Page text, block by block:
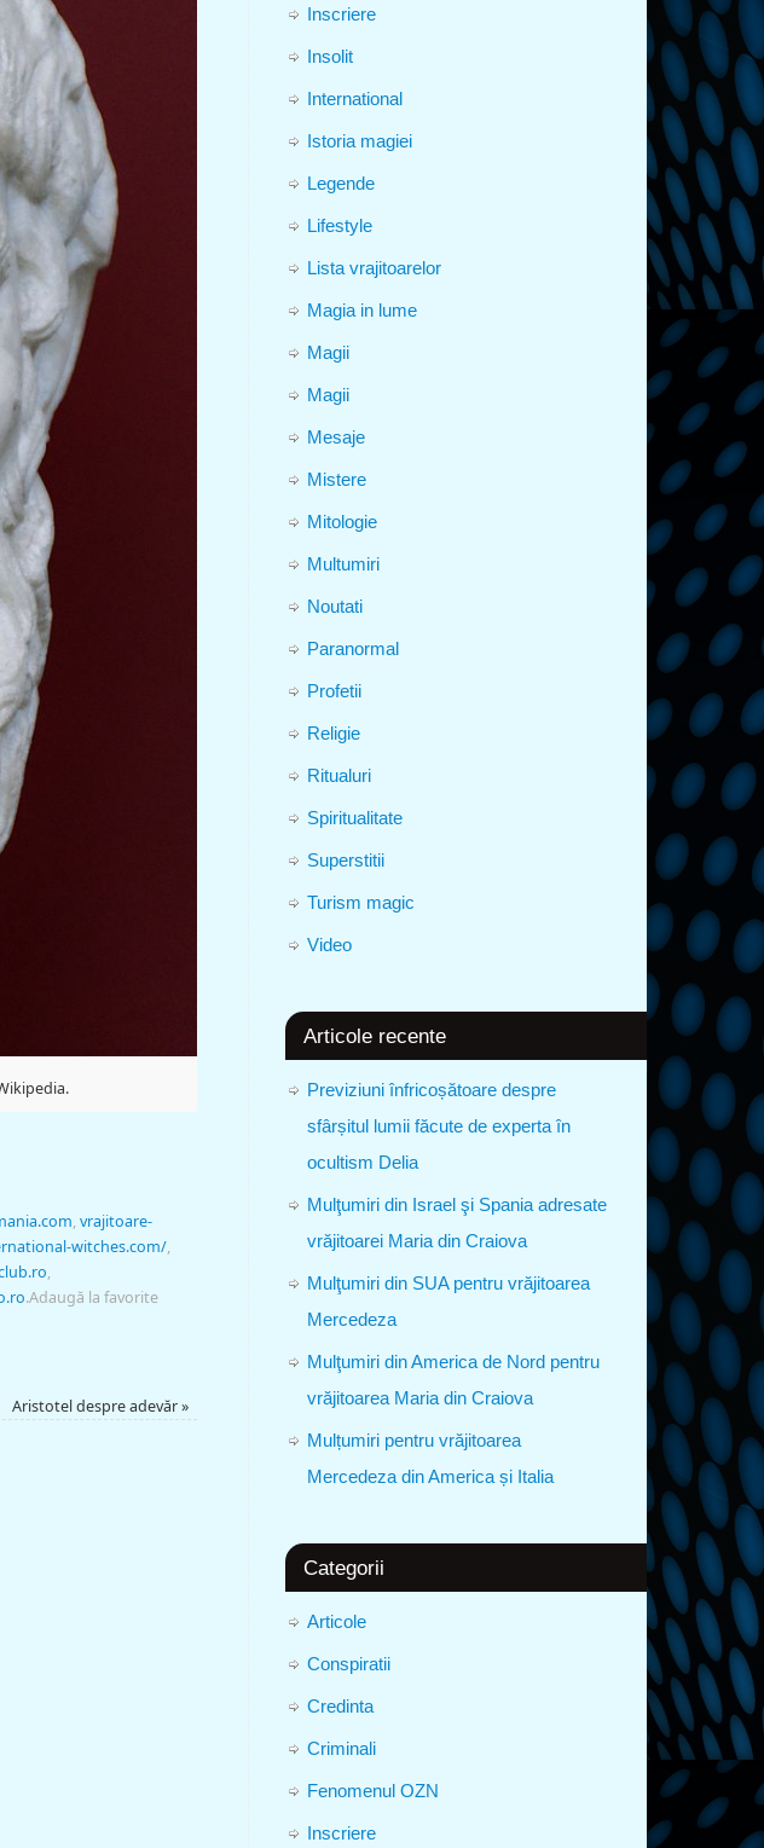
,vrajitoare-
witches.com/,
,
.Adaugă la favorite
Aristotel despre adevăr»
Inscriere
Insolit
International
Istoria magiei
Legende
Lifestyle
Lista vrajitoarelor
Magia in lume
Magii
Magii
Mesaje
Mistere
Mitologie
Multumiri
Noutati
Paranormal
Profetii
Religie
Ritualuri
Spiritualitate
Superstitii
Turism magic
Video
Articole recente
Previziuni înfricoșătoare despre
sfârșitul lumii făcute de experta în
ocultism Delia
Mulţumiri din Israel şi Spania adresate
vrăjitoarei Maria din Craiova
Mulţumiri din SUA pentru vrăjitoarea
Mercedeza
Mulţumiri din America de Nord pentru
vrăjitoarea Maria din Craiova
Mulțumiri pentru vrăjitoarea
Mercedeza din America și Italia
Categorii
Articole
Conspiratii
Credinta
Criminali
Fenomenul OZN
Inscriere